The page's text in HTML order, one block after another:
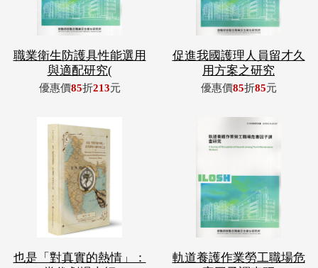
職業衛生防護具性能選用
與適配研究(
優惠價85折213元
促進我國護理人員留才久
用方案之研究
優惠價85折85元
也是「對真實的熱情」：
軌道養護作業勞工職場危